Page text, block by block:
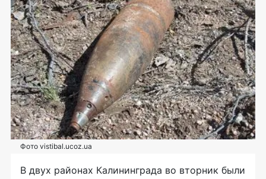
Фото vistibal.ucoz.ua
В двух районах Калининграда во вторник были